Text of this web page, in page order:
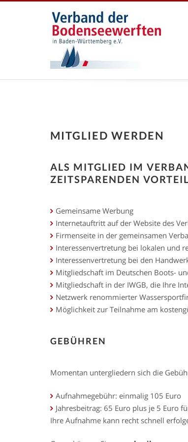
MITGLIED WERDEN
ALS MITGLIED IM
EITSPARENDEN
Gemeinsame Werbung
Internetauftritt auf der Website des
Firmenseite in der gemeinsamen
Interessenvertretung bei lokalen und
Interessenvertretung bei den
Mitgliedschaft im Deutschen Boots-
Mitgliedschaft in der IWGB, die Ihre
Netzwerk renommierter
Möglichkeit zur Teilnahme am
GEBÜHREN
Momentan untergliedern sich die
Aufnahmegebühr: einmalig 105 Euro
Jahresbeitrag: 65 Euro plus je 5 Euro
Ihre Aufnahme kann recht schnell